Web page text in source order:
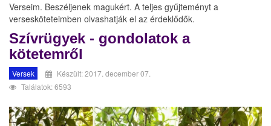
Verseim. Beszéljenek magukért. A teljes gyűjteményt a
versesköteteimben olvashatják el az érdeklődők.
Szívrügyek - gondolatok a
kötetemről
Versek
Készült: 2017. december 07.
Találatok: 6593